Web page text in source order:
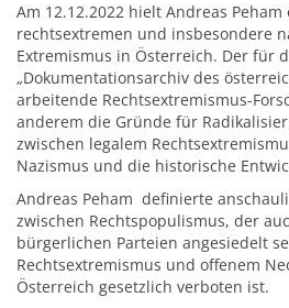
Am 12.12.2022 hielt Andreas
rechtsextremen und insbesondere
Extremismus in Österreich. Der für
„Dokumentationsarchiv des
arbeitende Rechtsextremismus-
anderem die Gründe für
zwischen legalem
Nazismus und die historische
Andreas Peham definierte
zwischen Rechtspopulismus, der
bürgerlichen Parteien angesiedelt
Rechtsextremismus und offenem
Österreich gesetzlich verboten ist.